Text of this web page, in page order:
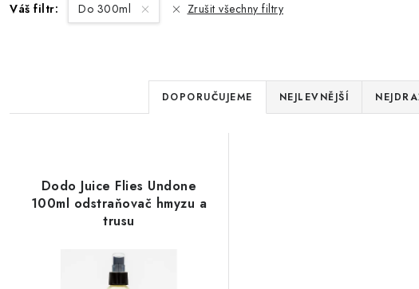
Váš filtr: Do 300ml Zrušit všechny filtry
Ř
a
e
n
DOPORUČUJEME NEJLEVNĚJŠÍ
Dodo Juice Flies Undone
100ml odstraňovač hmyzu a
trusu